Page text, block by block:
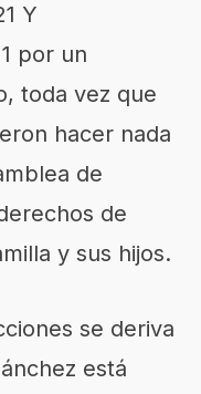
Y
por un
toda vez que
hacer nada
de
de
y sus hijos.
se deriva
está